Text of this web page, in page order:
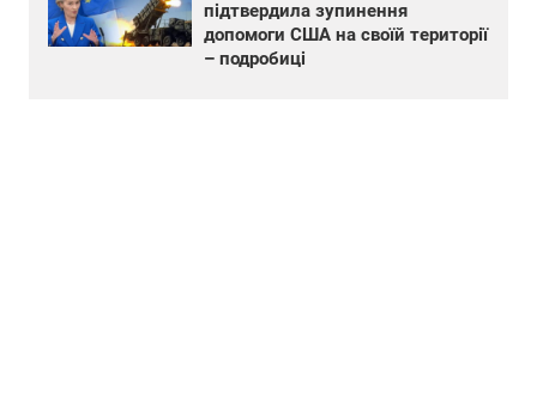
підтвердила зупинення
допомоги США на своїй території
– подробиці